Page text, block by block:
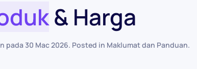
& Harga
pada 30 Mac 2026. Posted in Maklumat dan Panduan.